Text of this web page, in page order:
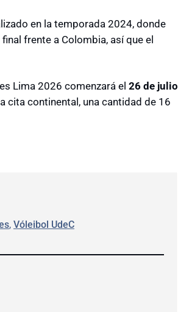
en la temporada 2024, donde
frente a Colombia, así que el
Lima 2026 comenzará el 26 de julio
cita continental, una cantidad de 16
, Vóleibol UdeC